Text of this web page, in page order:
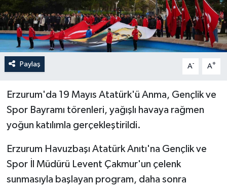
Paylaş A- A+
Erzurum'da 19 Mayıs Atatürk'ü Anma, Gençlik ve
Spor Bayramı törenleri, yağışlı havaya rağmen
yoğun katılımla gerçekleştirildi.
Erzurum Havuzbaşı Atatürk Anıtı'na Gençlik ve
Spor İl Müdürü Levent Çakmur'un çelenk
sunmasıyla başlayan program, daha sonra